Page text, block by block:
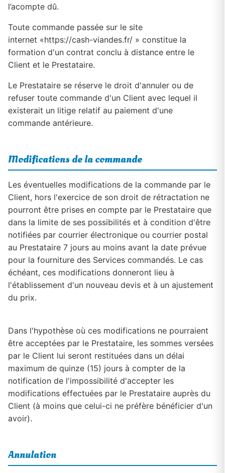
l’acompte dû.
Toute commande passée sur le site
internet «https://cash-viandes.fr/ » constitue la
formation d'un contrat conclu à distance entre le
Client et le Prestataire.
Le Prestataire se réserve le droit d'annuler ou de
refuser toute commande d'un Client avec lequel il
existerait un litige relatif au paiement d'une
commande antérieure.
Modifications de la commande
Les éventuelles modifications de la commande par le
Client, hors l'exercice de son droit de rétractation ne
pourront être prises en compte par le Prestataire que
dans la limite de ses possibilités et à condition d'être
notifiées par courrier électronique ou courrier postal
au Prestataire 7 jours au moins avant la date prévue
pour la fourniture des Services commandés. Le cas
échéant, ces modifications donneront lieu à
l'établissement d'un nouveau devis et à un ajustement
du prix.
Dans l'hypothèse où ces modifications ne pourraient
être acceptées par le Prestataire, les sommes versées
par le Client lui seront restituées dans un délai
maximum de quinze (15) jours à compter de la
notification de l'impossibilité d'accepter les
modifications effectuées par le Prestataire auprès du
Client (à moins que celui-ci ne préfère bénéficier d'un
avoir).
Annulation